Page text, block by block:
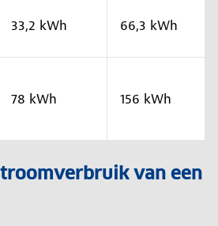
33,2 kWh 66,3 kWh
78 kWh 156 kWh
van een